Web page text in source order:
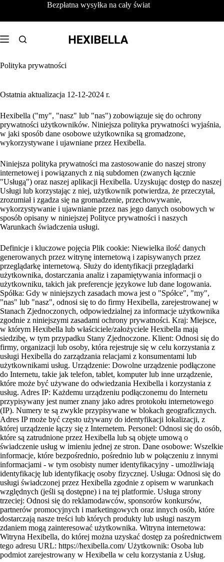
treści
Bezpłatna wysyłka na cały świat
Polityka prywatności
Ostatnia aktualizacja 12-12-2024 r.
Hexibella ("my", "nasz" lub "nas") zobowiązuje się do ochrony
prywatności użytkowników. Niniejsza polityka prywatności wyjaśnia,
w jaki sposób dane osobowe użytkownika są gromadzone,
wykorzystywane i ujawniane przez Hexibella.
Niniejsza polityka prywatności ma zastosowanie do naszej strony
internetowej i powiązanych z nią subdomen (zwanych łącznie
"Usługą") oraz naszej aplikacji Hexibella. Uzyskując dostęp do naszej
Usługi lub korzystając z niej, użytkownik potwierdza, że przeczytał,
zrozumiał i zgadza się na gromadzenie, przechowywanie,
wykorzystywanie i ujawnianie przez nas jego danych osobowych w
sposób opisany w niniejszej Polityce prywatności i naszych
Warunkach świadczenia usługi.
Definicje i kluczowe pojęcia Plik cookie: Niewielka ilość danych
generowanych przez witrynę internetową i zapisywanych przez
przeglądarkę internetową. Służy do identyfikacji przeglądarki
użytkownika, dostarczania analiz i zapamiętywania informacji o
użytkowniku, takich jak preferencje językowe lub dane logowania.
Spółka: Gdy w niniejszych zasadach mowa jest o "Spółce", "my",
"nas" lub "nasz", odnosi się to do firmy Hexibella, zarejestrowanej w
Stanach Zjednoczonych, odpowiedzialnej za informacje użytkownika
zgodnie z niniejszymi zasadami ochrony prywatności. Kraj: Miejsce,
w którym Hexibella lub właściciele/założyciele Hexibella mają
siedzibę, w tym przypadku Stany Zjednoczone. Klient: Odnosi się do
firmy, organizacji lub osoby, która rejestruje się w celu korzystania z
usługi Hexibella do zarządzania relacjami z konsumentami lub
użytkownikami usług. Urządzenie: Dowolne urządzenie podłączone
do Internetu, takie jak telefon, tablet, komputer lub inne urządzenie,
które może być używane do odwiedzania Hexibella i korzystania z
usług. Adres IP: Każdemu urządzeniu podłączonemu do Internetu
przypisywany jest numer znany jako adres protokołu internetowego
(IP). Numery te są zwykle przypisywane w blokach geograficznych.
Adres IP może być często używany do identyfikacji lokalizacji, z
której urządzenie łączy się z Internetem. Personel: Odnosi się do osób,
które są zatrudnione przez Hexibella lub są objęte umową o
świadczenie usług w imieniu jednej ze stron. Dane osobowe: Wszelkie
informacje, które bezpośrednio, pośrednio lub w połączeniu z innymi
informacjami - w tym osobisty numer identyfikacyjny - umożliwiają
identyfikację lub identyfikację osoby fizycznej. Usługa: Odnosi się do
usługi świadczonej przez Hexibella zgodnie z opisem w warunkach
względnych (jeśli są dostępne) i na tej platformie. Usługa strony
trzeciej: Odnosi się do reklamodawców, sponsorów konkursów,
partnerów promocyjnych i marketingowych oraz innych osób, które
dostarczają nasze treści lub których produkty lub usługi naszym
zdaniem mogą zainteresować użytkownika. Witryna internetowa:
Witryna Hexibella, do której można uzyskać dostęp za pośrednictwem
tego adresu URL: https://hexibella.com/ Użytkownik: Osoba lub
podmiot zarejestrowany w Hexibella w celu korzystania z Usług.